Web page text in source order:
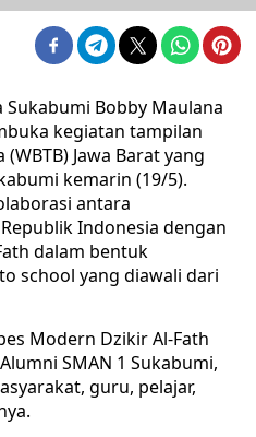
Sukabumi Bobby Maulana
kegiatan tampilan
Jawa Barat yang
kemarin (19/5).
antara
Indonesia dengan
dalam bentuk
school yang diawali dari
Modern Dzikir Al-Fath
SMAN 1 Sukabumi,
guru, pelajar,